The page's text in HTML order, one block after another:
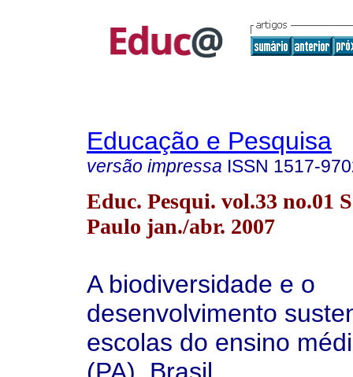
Educação e Pesquisa
versão impressa ISSN 1517-
Educ. Pesqui. vol.33 no.01
Paulo jan./abr. 2007
A biodiversidade e o
desenvolvimento
escolas do ensino